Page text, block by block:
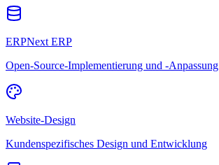
ERPNext ERP
Open-Source-Implementierung und -Anpassung
Website-Design
Kundenspezifisches Design und Entwicklung